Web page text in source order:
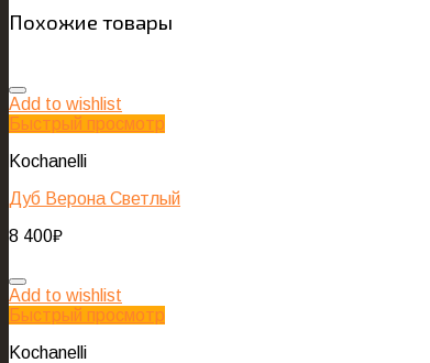
Похожие товары
Add to wishlist
Быстрый просмотр
Kochanelli
Дуб Верона Светлый
8 400₽
Add to wishlist
Быстрый просмотр
Kochanelli